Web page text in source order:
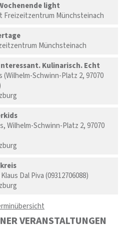
light
Freizeitzentrum Münchsteinach
Münchsteinach
Kulinarisch. Echt
(Wilhelm-Schwinn-Platz 2, 97070
Wilhelm-Schwinn-Platz 2, 97070
Dal Piva (09312706088)
VERANSTALTUNGEN